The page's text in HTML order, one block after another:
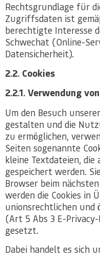
Rechtsgrundlage für
Zugriffsdaten ist
berechtigte Interesse
Schwechat (Online-
Datensicherheit).
2.2. Cookies
2.2.1. Verwendung
Um den Besuch
gestalten und die
zu ermöglichen,
Seiten sogenannte
kleine Textdateien,
gespeichert werden.
Browser beim
werden die Cookies in
unionsrechtlichen und
(Art 5 Abs 3 E-Privacy-
gesetzt.
Dabei handelt es sich